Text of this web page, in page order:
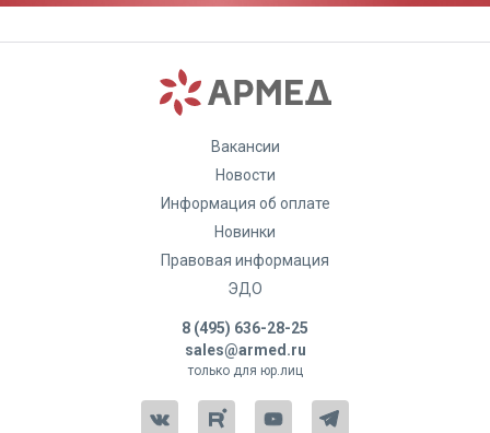
Вакансии
Новости
Информация об оплате
Новинки
Правовая информация
ЭДО
8 (495) 636-28-25
sales@armed.ru
только для юр.лиц